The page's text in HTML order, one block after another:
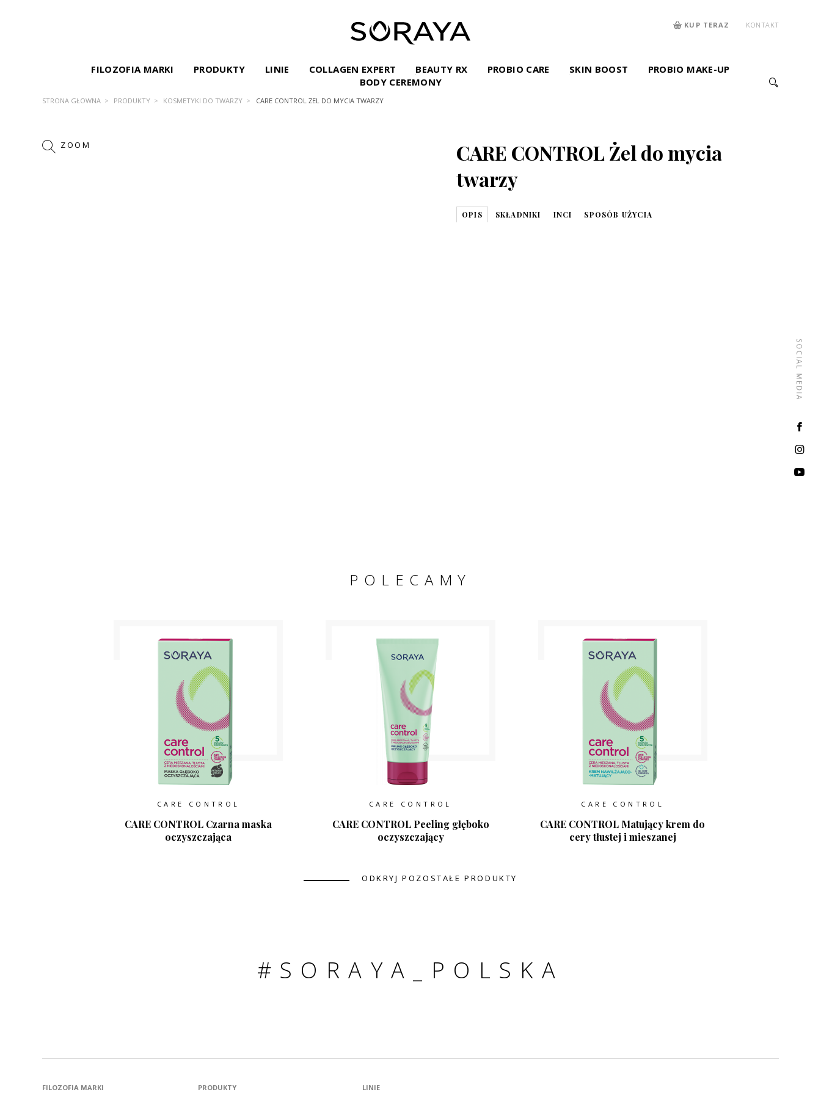
FILOZOFIA MARKI PRODUKTY LINIE COLLAGEN EXPERT BEAUTY RX PROBIO CARE SKIN BOOST
PROBIO MAKE-UP
BODY CEREMONY
KUP TERAZ KONTAKT
STRONA GŁÓWNA PRODUKTY KOSMETYKI DO TWARZY CARE CONTROL ŻEL DO MYCIA TWARZY
ZOOM
CARE CONTROL Żel do mycia
twarzy
OPIS SKŁADNIKI INCI SPOSÓB UŻYCIA
POLECAMY
CARE CONTROL
CARE CONTROL Czarna maska
oczyszczająca
CARE CONTROL
CARE CONTROL Peeling głęboko
oczyszczający
CARE CONTROL
CARE CONTROL Matujący krem do
cery tłustej i mieszanej
ODKRYJ POZOSTAŁE PRODUKTY
#SORAYA_POLSKA
FILOZOFIA MARKI PRODUKTY LINIE